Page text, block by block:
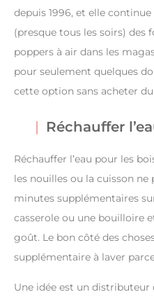
depuis 1996, et elle
(presque tous les soirs) des
poppers à air dans les
pour seulement quelques
cette option sans acheter
Réchauffer
Réchauffer l’eau pour les
les nouilles ou la cuisson ne
minutes supplémentaires
casserole ou une bouilloire
goût. Le bon côté des
supplémentaire à laver
Une idée est un distributeur